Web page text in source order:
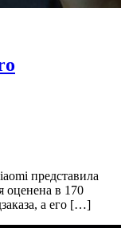
представила
оценена в 170
а его […]